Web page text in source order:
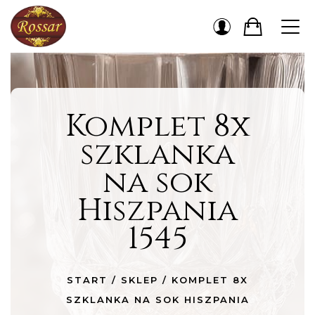
Komplet 8x
szklanka
na sok
Hiszpania
1545
START / SKLEP / KOMPLET 8X
SZKLANKA NA SOK HISZPANIA